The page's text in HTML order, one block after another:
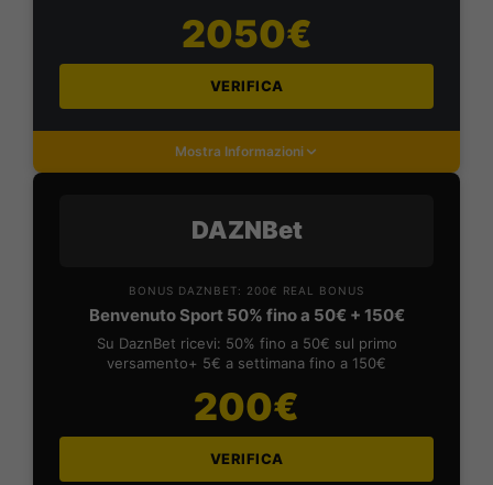
2050€
VERIFICA
Mostra Informazioni
DAZNBet
BONUS DAZNBET: 200€ REAL BONUS
Benvenuto Sport 50% fino a 50€ + 150€
Su DaznBet ricevi: 50% fino a 50€ sul primo
versamento+ 5€ a settimana fino a 150€
200€
VERIFICA